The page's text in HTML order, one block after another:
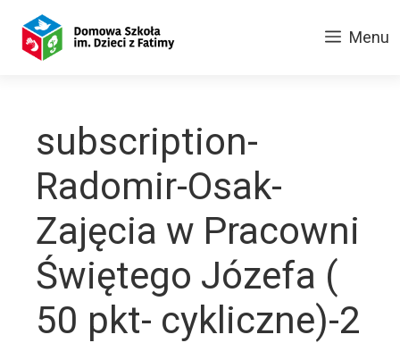
treści
Menu
subscription-
Radomir-Osak-
Zajęcia w Pracowni
Świętego Józefa (
50 pkt- cykliczne)-2